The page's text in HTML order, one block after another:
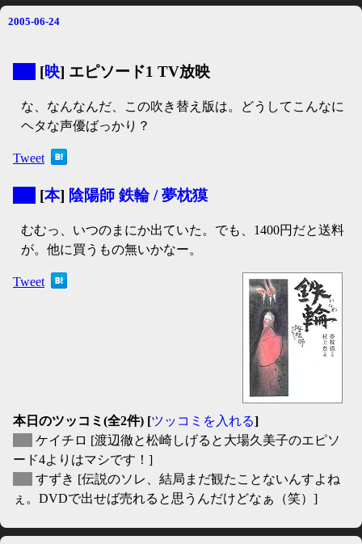
2005-06-24
[映] エピソード1 TV放映
な、なんなんだ、この吹き替え版は。どうしてこんなに
ヘタな声優ばっかり？
Tweet
[本] 陰陽師 鉄輪 / 夢枕獏
むむっ、いつのまにか出ていた。でも、1400円だと送料
が。他に買うもの無いかなー。
Tweet
本日のツッコミ(全2件) [ツッコミを入れる]
ケイチロ [渡辺徹と松崎しげると大場久美子のエピソ
ード4よりはマシです！]
すずき [伝説のソレ、結局まだ観たことないんすよね
ぇ。DVDで出せば売れると思うんだけどなぁ（笑）]